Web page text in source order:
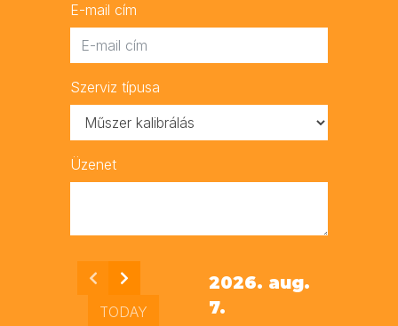
E-mail cím
Szerviz típusa
Üzenet
TODAY
2026. aug.
7.